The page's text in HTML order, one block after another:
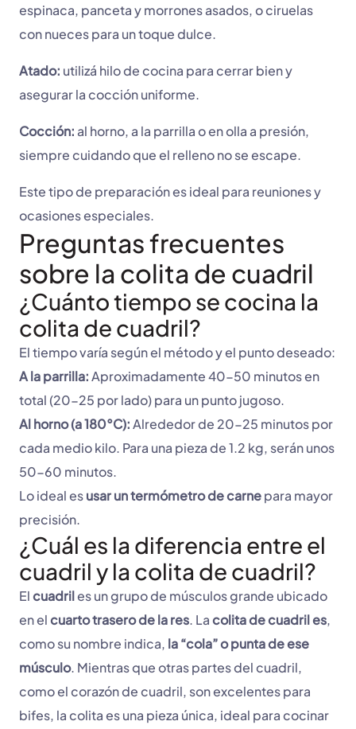
espinaca, panceta y morrones asados, o ciruelas
con nueces para un toque dulce.
Atado: utilizá hilo de cocina para cerrar bien y
asegurar la cocción uniforme.
Cocción:al horno, a la parrilla o en olla a presión,
siempre cuidando que el relleno no se escape.
Este tipo de preparación es ideal para reuniones y
ocasiones especiales.
Preguntas frecuentes
sobre la colita de cuadril
¿Cuánto tiempo se cocina la
colita de cuadril?
El tiempo varía según el método y el punto deseado:
A la parrilla:Aproximadamente 40-50 minutos en
total (20-25 por lado) para un punto jugoso.
Al horno (a 180°C):Alrededor de 20-25 minutos por
cada medio kilo. Para una pieza de 1.2 kg, serán unos
50-60 minutos.
Lo ideal esusar un termómetro de carnepara mayor
precisión.
¿Cuál es la diferencia entre el
cuadril y la colita de cuadril?
Elcuadriles un grupo de músculos grande ubicado
en elcuarto trasero de la res. Lacolita de cuadril es,
como su nombre indica, la “cola” o punta de ese
músculo. Mientras que otras partes del cuadril,
como el corazón de cuadril, son excelentes para
bifes, la colita es una pieza única, ideal para cocinar